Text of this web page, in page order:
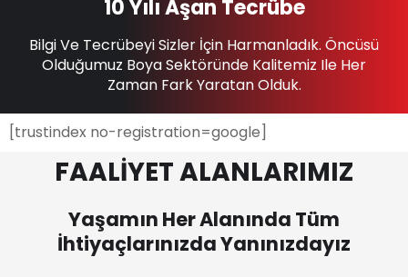
10 Yılı Aşan Tecrübe
Bilgi Ve Tecrübeyi Sizler İçin Harmanladık. Öncüsü
Olduğumuz Boya Sektöründe Kalitemiz Ile Her
Zaman Fark Yaratan Olduk.
[trustindex no-registration=google]
FAALİYET ALANLARIMIZ
Yaşamın Her Alanında Tüm
İhtiyaçlarınızda Yanınızdayız